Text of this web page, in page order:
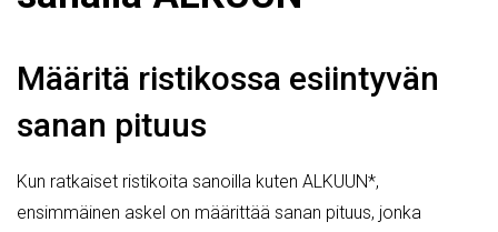
Määritä ristikossa esiintyvän
sanan pituus
Kun ratkaiset ristikoita sanoilla kuten ALKUUN*,
ensimmäinen askel on määrittää sanan pituus, jonka